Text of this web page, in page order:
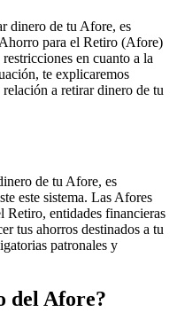
dinero de tu Afore, es
para el Retiro (Afore)
en cuanto a la
te explicaremos
a retirar dinero de tu
de tu Afore, es
este sistema. Las Afores
Retiro, entidades financieras
tus ahorros destinados a tu
patronales y
del Afore?